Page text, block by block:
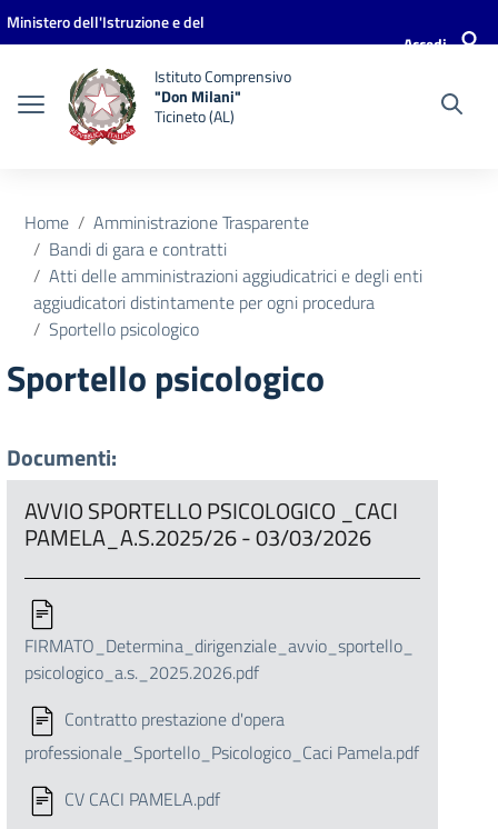
Vai ai contenuti
Vai al menu di navigazione
Vai al footer
Ministero dell'Istruzione e del
Accedi
Istituto Comprensivo
"Don Milani"
Ticineto (AL)
Home
Amministrazione Trasparente
Bandi di gara e contratti
Atti delle amministrazioni aggiudicatrici e degli enti
aggiudicatori distintamente per ogni procedura
Sportello psicologico
Sportello psicologico
Documenti:
AVVIO SPORTELLO PSICOLOGICO _CACI
PAMELA_A.S.2025/26 - 03/03/2026
FIRMATO_Determina_dirigenziale_avvio_sportello_
psicologico_a.s._2025.2026.pdf
Contratto prestazione d'opera
professionale_Sportello_Psicologico_Caci Pamela.pdf
CV CACI PAMELA.pdf